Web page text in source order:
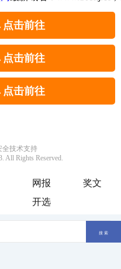
网报
奖文
开选